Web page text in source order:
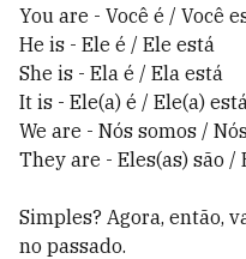
You are - Você é / Você
He is - Ele é / Ele está
She is - Ela é / Ela está
It is - Ele(a) é / Ele(a)
We are - Nós somos /
They are - Eles(as) são /
Simples? Agora, então,
no passado.